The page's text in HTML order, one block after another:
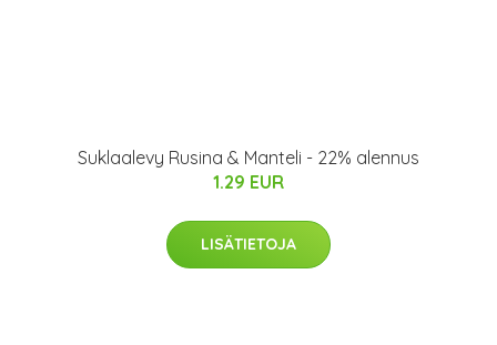
Suklaalevy Rusina & Manteli - 22% alennus
1.29 EUR
LISÄTIETOJA